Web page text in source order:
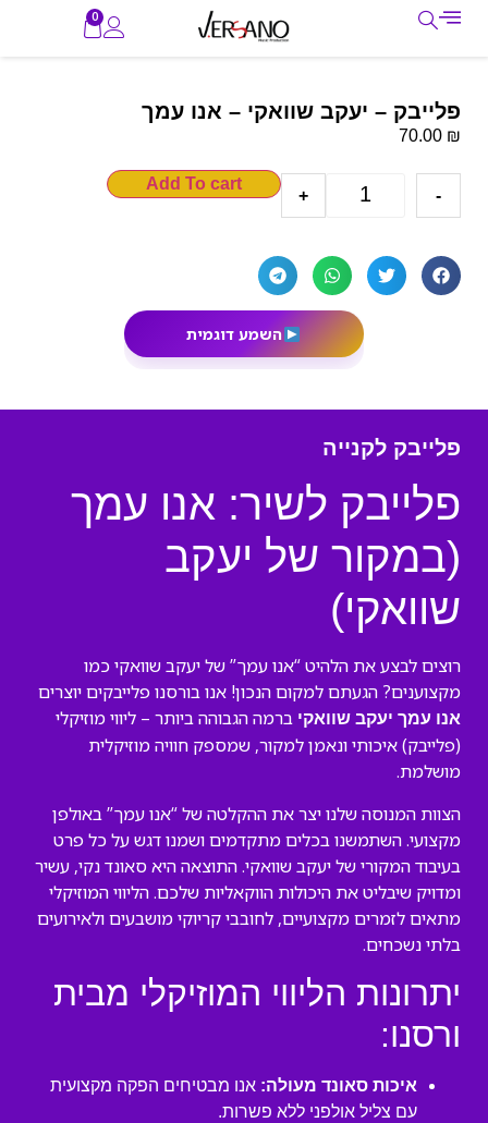
0
פלייבק – יעקב שוואקי – אנו עמך
70.00 ₪
-
+
Add To cart
השמע דוגמית
פלייבק לקנייה
פלייבק לשיר: אנו עמך
(במקור של יעקב
שוואקי)
רוצים לבצע את הלהיט “אנו עמך” של יעקב שוואקי כמו
מקצוענים? הגעתם למקום הנכון! אנו בורסנו פלייבקים יוצרים
אנו עמך יעקב שוואקי ברמה הגבוהה ביותר – ליווי מוזיקלי
(פלייבק) איכותי ונאמן למקור, שמספק חוויה מוזיקלית
מושלמת.
הצוות המנוסה שלנו יצר את ההקלטה של “אנו עמך” באולפן
מקצועי. השתמשנו בכלים מתקדמים ושמנו דגש על כל פרט
בעיבוד המקורי של יעקב שוואקי. התוצאה היא סאונד נקי, עשיר
ומדויק שיבליט את היכולות הווקאליות שלכם. הליווי המוזיקלי
מתאים לזמרים מקצועיים, לחובבי קריוקי מושבעים ולאירועים
בלתי נשכחים.
יתרונות הליווי המוזיקלי מבית
ורסנו:
איכות סאונד מעולה: אנו מבטיחים הפקה מקצועית
עם צליל אולפני ללא פשרות.